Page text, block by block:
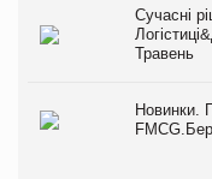
Сучасні
Травень
Новинки.